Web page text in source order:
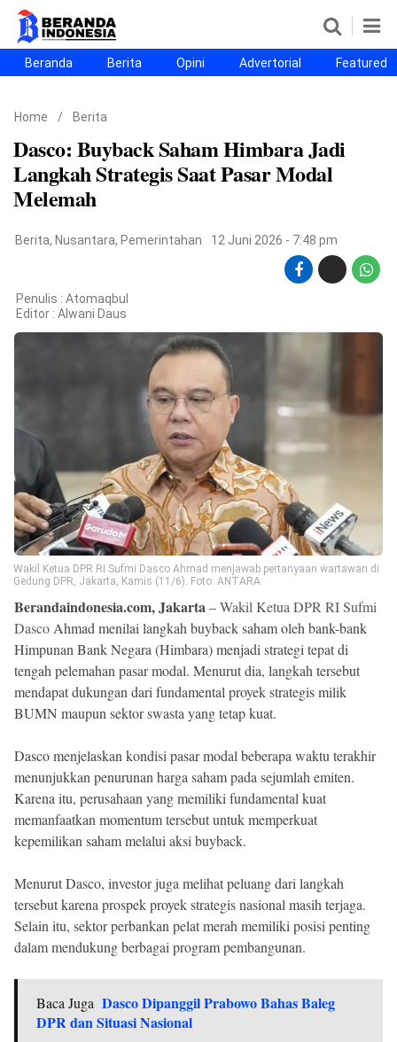
Beranda
Berita
Opini
Advertorial
Featured
Beranda25
SEGMEN
Nusantara
Jabodetabek
Sulselbar
Kota Makassar
.
Reserved
Beranda Berita Opini Advertorial Featured
Home / Berita
Dasco: Buyback Saham Himbara Jadi
Langkah Strategis Saat Pasar Modal
Melemah
Berita, Nusantara, Pemerintahan 12 Juni 2026 - 7:48 pm
Penulis : Atomaqbul
Editor : Alwani Daus
Wakil Ketua DPR RI Sufmi Dasco Ahmad menjawab pertanyaan wartawan di
Gedung DPR, Jakarta, Kamis (11/6). Foto: ANTARA
Berandaindonesia.com, Jakarta–Wakil Ketua DPR RI Sufmi
Dasco Ahmad menilai langkah buyback saham oleh bank-bank
Himpunan Bank Negara (Himbara) menjadi strategi tepat di
tengah pelemahan pasar modal. Menurut dia, langkah tersebut
mendapat dukungan dari fundamental proyek strategis milik
BUMN maupun sektor swasta yang tetap kuat.
Dasco menjelaskan kondisi pasar modal beberapa waktu terakhir
menunjukkan penurunan harga saham pada sejumlah emiten.
Karena itu, perusahaan yang memiliki fundamental kuat
memanfaatkan momentum tersebut untuk memperkuat
kepemilikan saham melalui aksi buyback.
Menurut Dasco, investor juga melihat peluang dari langkah
tersebut karena prospek proyek strategis nasional masih terjaga.
Selain itu, sektor perbankan pelat merah memiliki posisi penting
dalam mendukung berbagai program pembangunan.
Baca Juga Dasco Dipanggil Prabowo Bahas Baleg
DPR dan Situasi Nasional